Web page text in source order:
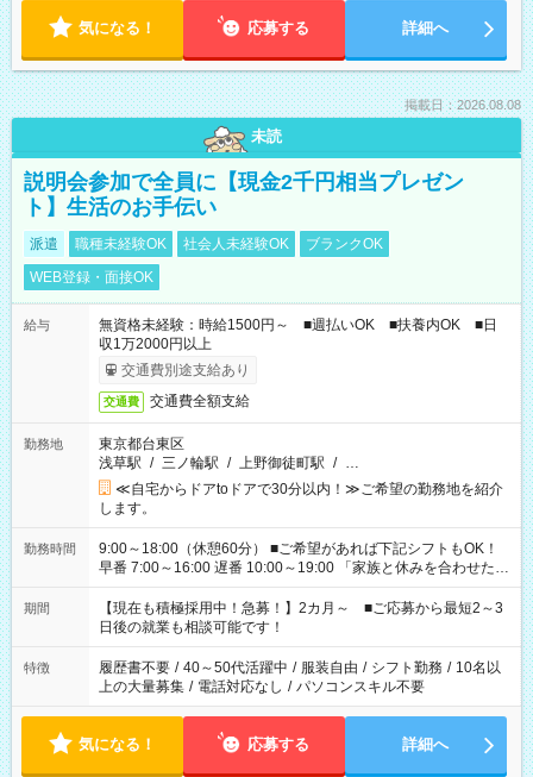
気になる！ 応募する 詳細へ
掲載日：2026.08.08
未読
説明会参加で全員に【現金2千円相当プレゼン
ト】生活のお手伝い
派遣 職種未経験OK 社会人未経験OK
ブランクOK
WEB登録・面接OK
給与
無資格未経験：時給1500円～ ■週払いOK ■扶養内OK ■日
収1万2000円以上
交通費別途支給あり
交通費 交通費全額支給
勤務地
東京都台東区
浅草駅 / 三ノ輪駅 / 上野御徒町駅 / …
≪自宅からドアtoドアで30分以内！≫ご希望の勤務地を紹介
します。
勤務時間
9:00～18:00（休憩60分） ■ご希望があれば下記シフトもOK！
早番 7:00～16:00 遅番 10:00～19:00 「家族と休みを合わせた
い」 「余裕を持って夕飯の準備がしたい」 「できれば残業はし
たくない」 など、ご希望を教えてくださいね。 ※Wワーク希望
の方へ 今ご覧のお仕事で希望する勤務時間と、もう1つのお仕事
の勤務時間。 合計で週40時間を超える場合は応募できません。
期間
【現在も積極採用中！急募！】2カ月～ ■ご応募から最短2～3
日後の就業も相談可能です！
特徴 履歴書不要 / 40～50代活躍中 / 服装自由 / シフト勤務 / 10名以
上の大量募集 / 電話対応なし / パソコンスキル不要
気になる！ 応募する 詳細へ